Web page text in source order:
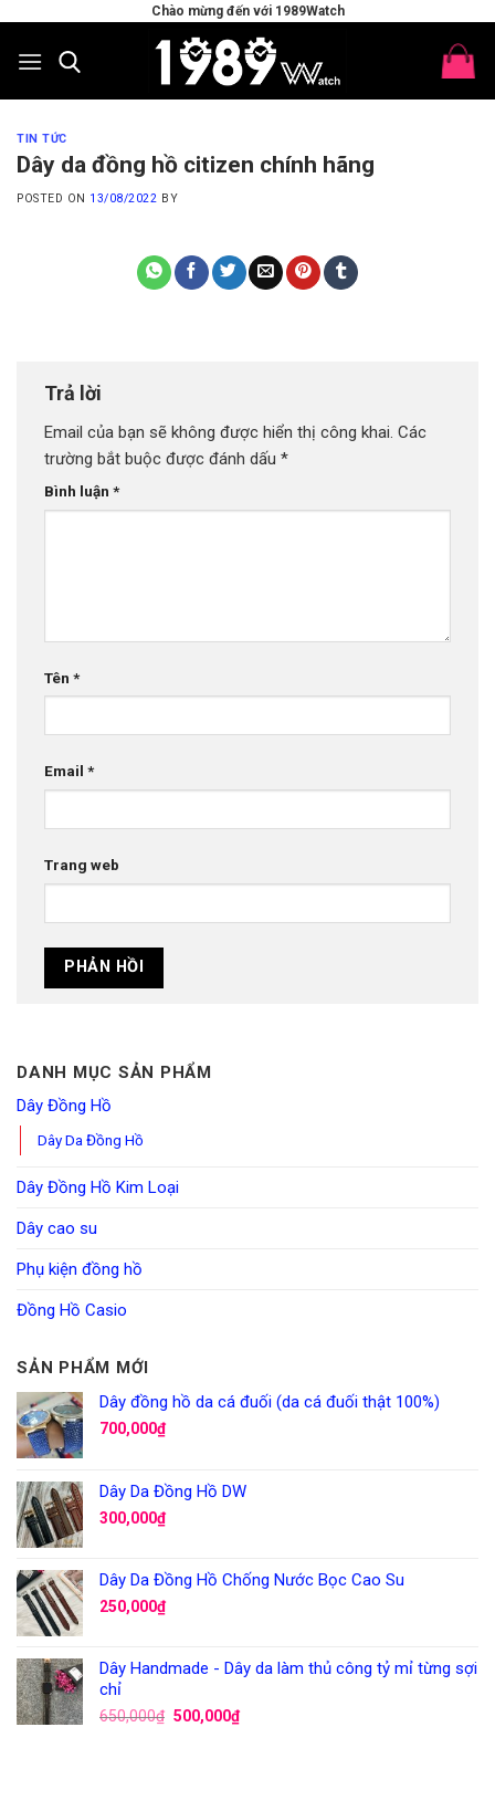
content
Chào mừng đến với 1989Watch
TIN TỨC
Dây da đồng hồ citizen chính hãng
POSTED ON 13/08/2022 BY
Trả lời
Email của bạn sẽ không được hiển thị công khai. Các
trường bắt buộc được đánh dấu *
Bình luận *
Tên *
Email *
Trang web
DANH MỤC SẢN PHẨM
Dây Đồng Hồ
Dây Da Đồng Hồ
Dây Đồng Hồ Kim Loại
Dây cao su
Phụ kiện đồng hồ
Đồng Hồ Casio
SẢN PHẨM MỚI
Dây đồng hồ da cá đuối (da cá đuối thật 100%)
700,000₫
Dây Da Đồng Hồ DW
300,000₫
Dây Da Đồng Hồ Chống Nước Bọc Cao Su
250,000₫
Dây Handmade - Dây da làm thủ công tỷ mỉ từng sợi
chỉ
650,000₫ 500,000₫